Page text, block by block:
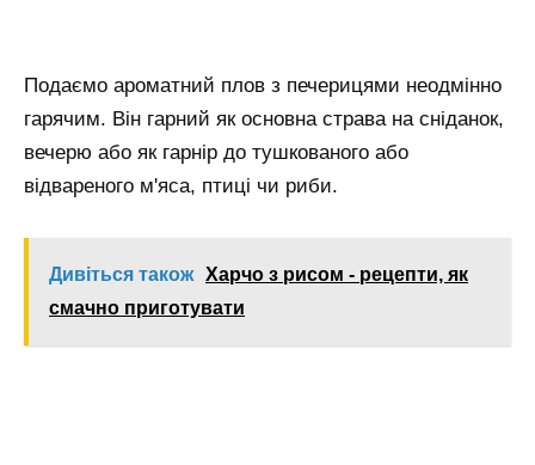
Подаємо ароматний плов з печерицями неодмінно
гарячим. Він гарний як основна страва на сніданок,
вечерю або як гарнір до тушкованого або
відвареного м'яса, птиці чи риби.
Дивіться також Харчо з рисом - рецепти, як
смачно приготувати